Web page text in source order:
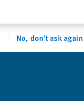
No, don't ask again